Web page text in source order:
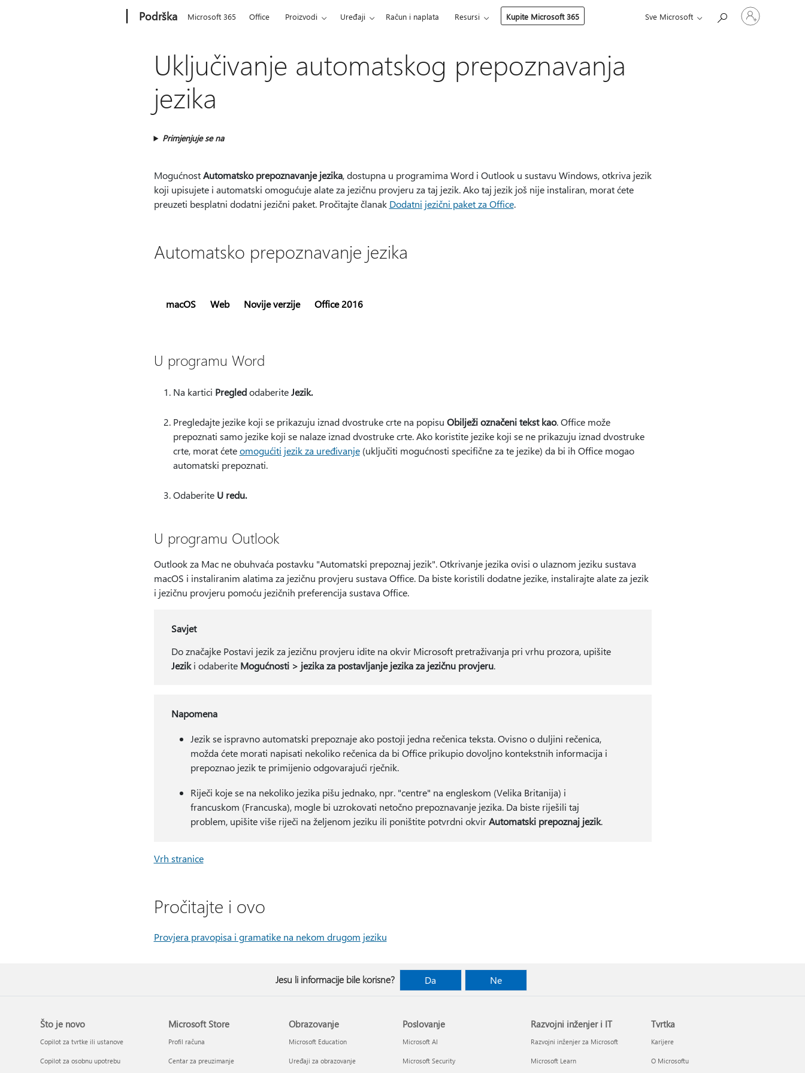
Podrška Microsoft 365 Office Proizvodi Uređaji Račun i naplata Resursi Kupite Microsoft 365 Sve Microsoft
Prijavite
se
Uključivanje automatskog prepoznavanja
jezika
Primjenjuje se na
MogućnostAutomatsko prepoznavanje jezika, dostupna u programima Word i Outlook u sustavu Windows, otkriva jezik
koji upisujete i automatski omogućuje alate za jezičnu provjeru za taj jezik. Ako taj jezik još nije instaliran, morat ćete
preuzeti besplatni dodatni jezični paket. Pročitajte članak Dodatni jezični paket za Office.
Automatsko prepoznavanje jezika
macOS Web Novije verzije Office 2016
U programu Word
Na kartici PregledodaberiteJezik.
Pregledajte jezike koji se prikazuju iznad dvostruke crte na popisu Obilježi označeni tekst kao. Office može
prepoznati samo jezike koji se nalaze iznad dvostruke crte. Ako koristite jezike koji se ne prikazuju iznad dvostruke
crte, morat ćeteomogućiti jezik za uređivanje(uključiti mogućnosti specifične za te jezike) da bi ih Office mogao
automatski prepoznati.
Odaberite U redu.
U programu Outlook
Outlook za Mac ne obuhvaća postavku "Automatski prepoznaj jezik". Otkrivanje jezika ovisi o ulaznom jeziku sustava
macOS i instaliranim alatima za jezičnu provjeru sustava Office. Da biste koristili dodatne jezike, instalirajte alate za jezik
i jezičnu provjeru pomoću jezičnih preferencija sustava Office.
Savjet
Do značajke Postavi jezik za jezičnu provjeru idite na okvir Microsoft pretraživanja pri vrhu prozora, upišite
Jeziki odaberite Mogućnosti > jezika za postavljanje jezika za jezičnu provjeru.
Napomena
Jezik se ispravno automatski prepoznaje ako postoji jedna rečenica teksta. Ovisno o duljini rečenica,
možda ćete morati napisati nekoliko rečenica da bi Office prikupio dovoljno kontekstnih informacija i
prepoznao jezik te primijenio odgovarajući rječnik.
Riječi koje se na nekoliko jezika pišu jednako, npr. "centre" na engleskom (Velika Britanija) i
francuskom (Francuska), mogle bi uzrokovati netočno prepoznavanje jezika. Da biste riješili taj
problem, upišite više riječi na željenom jeziku ili poništite potvrdni okvirAutomatski prepoznaj jezik.
Vrh stranice
Pročitajte i ovo
Provjera pravopisa i gramatike na nekom drugom jeziku
Jesu li informacije bile korisne? Da Ne
Što je novo
Copilot za tvrtke ili ustanove
Copilot za osobnu upotrebu
Microsoft Store
Profil računa
Centar za preuzimanje
Obrazovanje
Microsoft Education
Uređaji za obrazovanje
Poslovanje
Microsoft AI
Microsoft Security
Razvojni inženjer i IT
Razvojni inženjer za Microsoft
Microsoft Learn
Tvrtka
Karijere
O Microsoftu